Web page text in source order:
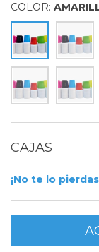
COLOR:
¡No te lo